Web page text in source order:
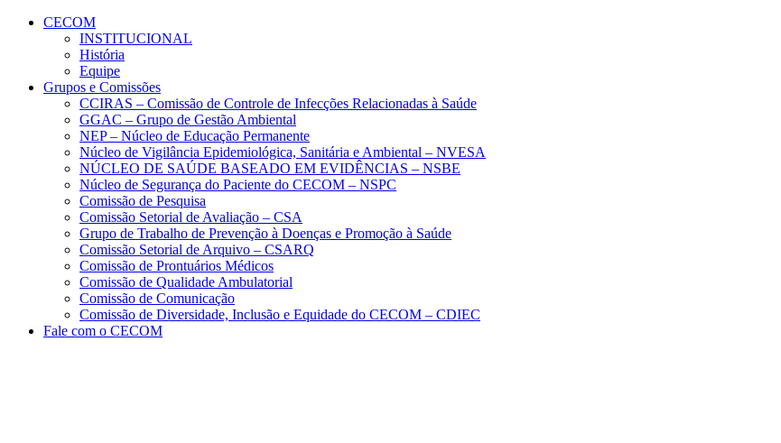
Conteúdo principal
CECOM
INSTITUCIONAL
História
Equipe
Grupos e Comissões
CCIRAS – Comissão de Controle de Infecções Relacionadas à Saúde
GGAC – Grupo de Gestão Ambiental
NEP – Núcleo de Educação Permanente
Núcleo de Vigilância Epidemiológica, Sanitária e Ambiental – NVESA
NÚCLEO DE SAÚDE BASEADO EM EVIDÊNCIAS – NSBE
Núcleo de Segurança do Paciente do CECOM – NSPC
Comissão de Pesquisa
Comissão Setorial de Avaliação – CSA
Grupo de Trabalho de Prevenção à Doenças e Promoção à Saúde
Comissão Setorial de Arquivo – CSARQ
Comissão de Prontuários Médicos
Comissão de Qualidade Ambulatorial
Comissão de Comunicação
Comissão de Diversidade, Inclusão e Equidade do CECOM – CDIEC
Fale com o CECOM